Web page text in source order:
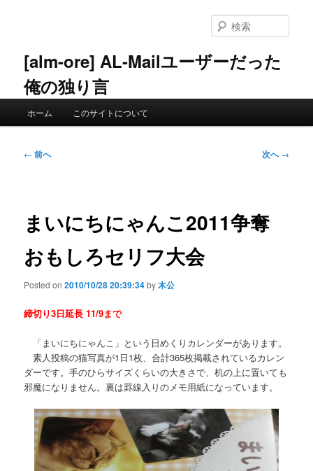
ン
へ
[alm-ore] AL-Mailユーザーだった
俺の独り言
索
ホーム このサイトについて
投
ー
ョ
ン
← 前へ 次へ→
まいにちにゃんこ2011争奪
おもしろセリフ大会
Posted on2010/10/28 20:39:34by木公
締切り3日延長 11/9まで
「まいにちにゃんこ」という日めくりカレンダーがあります。
素人投稿の猫写真が1日1枚、合計365枚掲載されているカレン
ダーです。手のひらサイズくらいの大きさで、机の上に置いても
邪魔になりません。裏は罫線入りのメモ用紙になっています。